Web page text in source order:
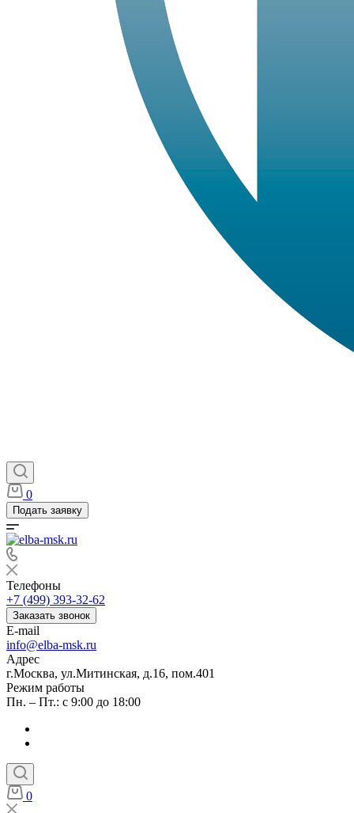
0
Подать заявку
Телефоны
+7 (499) 393-32-62
Заказать звонок
E-mail
info@elba-msk.ru
Адрес
г.Москва, ул.Митинская, д.16, пом.401
Режим работы
Пн. – Пт.: с 9:00 до 18:00
0